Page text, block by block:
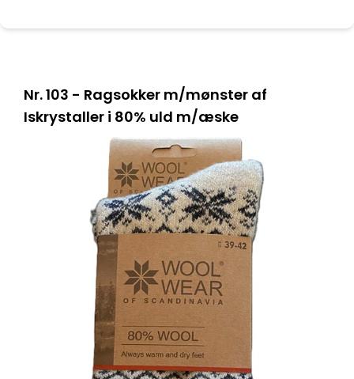
Nr. 103 - Ragsokker m/mønster af
Iskrystaller i 80% uld m/æske